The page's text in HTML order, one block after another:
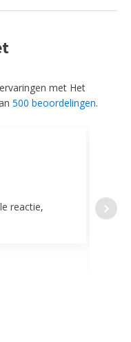
met Het
500 beoordelingen.
reactie,
door